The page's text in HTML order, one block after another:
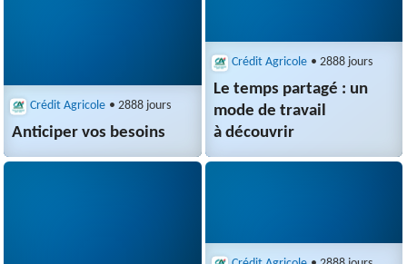
Crédit Agricole • 2888 jours
Anticiper vos besoins
Crédit Agricole • 2888 jours
Le temps partagé : un
mode de travail
à découvrir